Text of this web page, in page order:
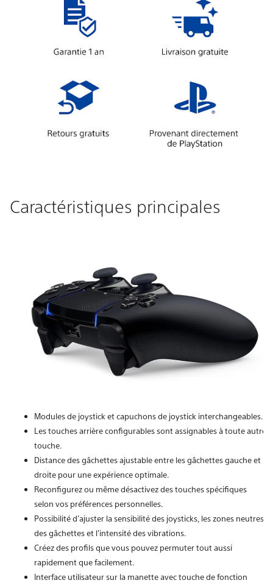
Caractéristiques principales
Modules de joystick et capuchons de joystick interchangeables.
Les touches arrière configurables sont assignables à toute autre
touche.
Distance des gâchettes ajustable entre les gâchettes gauche et
droite pour une expérience optimale.
Reconfigurez ou même désactivez des touches spécifiques
selon vos préférences personnelles.
Possibilité d'ajuster la sensibilité des joysticks, les zones neutres
des gâchettes et l'intensité des vibrations.
Créez des profils que vous pouvez permuter tout aussi
rapidement que facilement.
Interface utilisateur sur la manette avec touche de fonction